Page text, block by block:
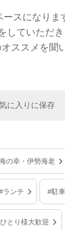
スになりま
していただ
ススメを聞
に入りに保存
の幸・伊勢海老
ランチ #駐
とり様大歓迎